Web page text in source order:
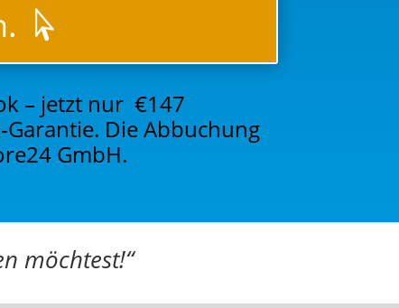
– jetzt nur €147
Garantie. Die Abbuchung
GmbH.
möchtest!“